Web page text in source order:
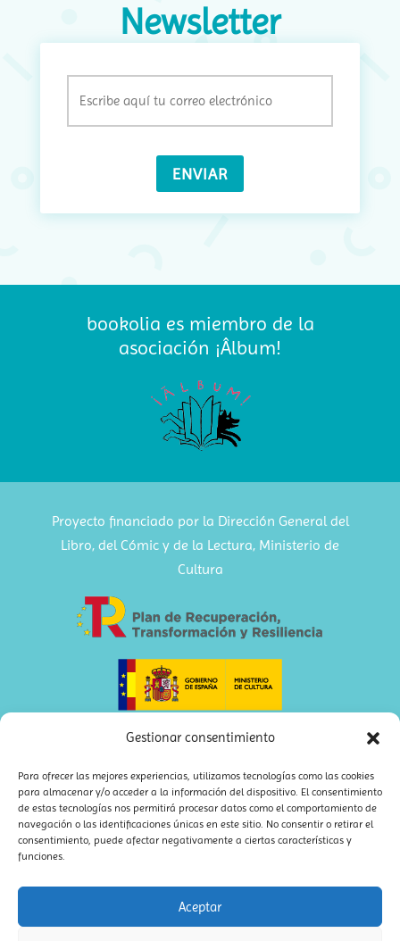
Gestionar consentimiento
Para ofrecer las mejores experiencias, utilizamos tecnologías como las cookies
para almacenar y/o acceder a la información del dispositivo. El consentimiento
de estas tecnologías nos permitirá procesar datos como el comportamiento de
navegación o las identificaciones únicas en este sitio. No consentir o retirar el
consentimiento, puede afectar negativamente a ciertas características y
funciones.
Aceptar
Newsletter
bookolia es miembro de la
asociación ¡Âlbum!
Proyecto financiado por la Dirección General del
Libro, del Cómic y de la Lectura, Ministerio de
Cultura